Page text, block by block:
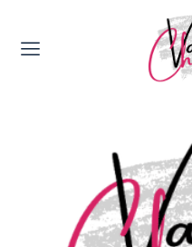
Valerie's Topics
Lifestyle,